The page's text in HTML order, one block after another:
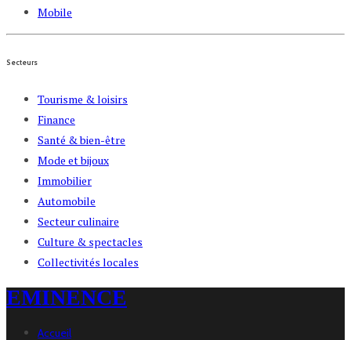
Mobile
Secteurs
Tourisme & loisirs
Finance
Santé & bien-être
Mode et bijoux
Immobilier
Automobile
Secteur culinaire
Culture & spectacles
Collectivités locales
EMINENCE
Accueil